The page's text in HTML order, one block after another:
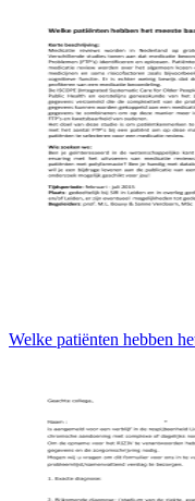
Welke patiënten hebben